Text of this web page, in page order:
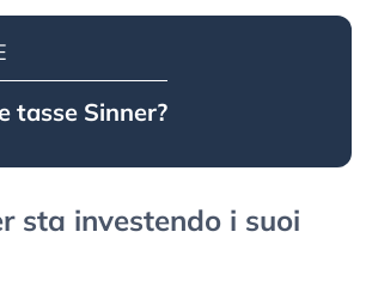
tasse Sinner?
sta investendo i suoi